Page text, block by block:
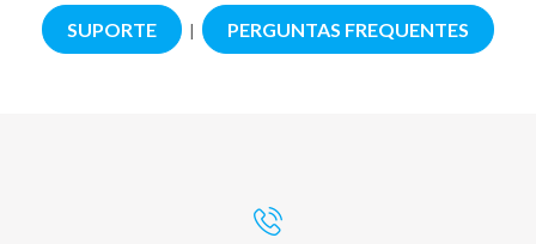
SUPORTE | PERGUNTAS FREQUENTES